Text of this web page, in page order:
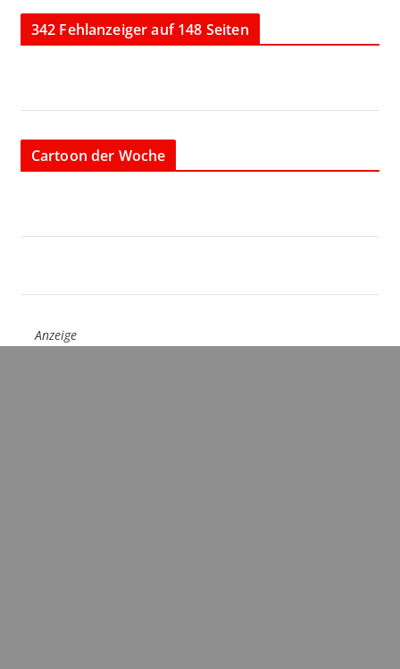
342 Fehlanzeiger auf 148 Seiten
Cartoon der Woche
Anzeige